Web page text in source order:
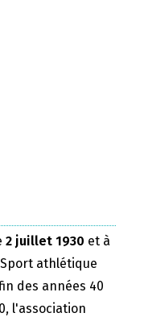
2 juillet 1930 et à
athlétique
des années 40
l'association